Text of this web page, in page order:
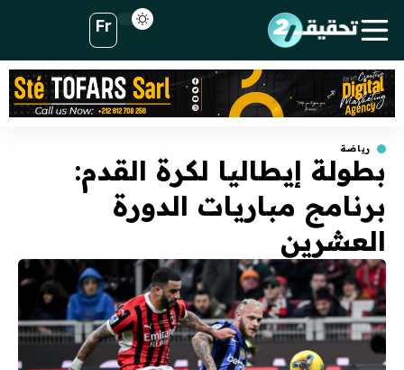
Fr
رياضة
بطولة إيطاليا لكرة القدم:
برنامج مباريات الدورة
العشرين